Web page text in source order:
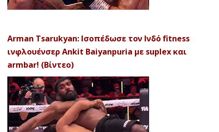
Arman Tsarukyan: Ισοπέδωσε τον Ινδό fitness
ινφλουένσερ Ankit Baiyanpuria με suplex και
armbar! (Βίντεο)